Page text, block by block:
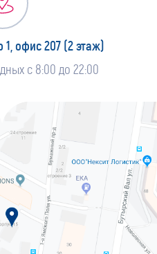
1, офис 207 (2 этаж)
с 8:00 до 22:00